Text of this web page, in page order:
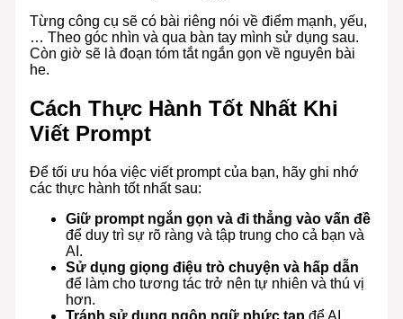
Từng công cụ sẽ có bài riêng nói về điểm mạnh, yếu,
… Theo góc nhìn và qua bàn tay mình sử dụng sau.
Còn giờ sẽ là đoạn tóm tắt ngắn gọn về nguyên bài
he.
Cách Thực Hành Tốt Nhất Khi
Viết Prompt
Để tối ưu hóa việc viết prompt của bạn, hãy ghi nhớ
các thực hành tốt nhất sau:
Giữ prompt ngắn gọn và đi thẳng vào vấn đề
để duy trì sự rõ ràng và tập trung cho cả bạn và
AI.
Sử dụng giọng điệu trò chuyện và hấp dẫn
để làm cho tương tác trở nên tự nhiên và thú vị
hơn.
Tránh sử dụng ngôn ngữ phức tạpđể AI